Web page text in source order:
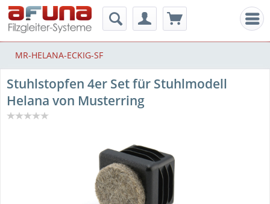
MR-HELANA-ECKIG-SF
Stuhlstopfen 4er Set für Stuhlmodell
Helana von Musterring